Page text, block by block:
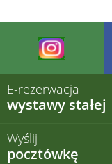
E-rezerwacja
wystawy stałej
Wyślij
pocztówkę